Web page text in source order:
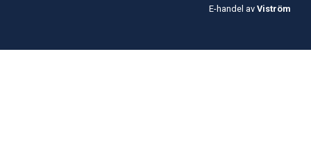
E-handel av Viström